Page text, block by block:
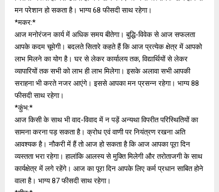
मन परेशान हो सकता है। भाग्‍य 68 फीसदी साथ रहेगा।
*मकर:*
आज मनोरंजन कार्य में अधिक समय बीतेगा। बुद्धि-विवेक से आज सफलता
आपके कदम चूमेगी। बदलते स‍ितारे कहते हैं कि आज प्रत्येक क्षेत्र में आपको
लाभ मिलने का योग है। घर से लेकर कार्यालय तक, विद्यार्थियों से लेकर
व्यापारियों तक सभी को लाभ ही लाभ मिलेगा। इसके अलावा सभी आपकी
सराहना भी करते नजर आएंगे। इससे आपका मन प्रसन्‍न रहेगा। भाग्‍य 88
फीसदी साथ रहेगा।
*कुंभ:*
आज किसी के साथ भी वाद-विवाद में न पड़ें अन्यथा विपरीत परिस्थितियों का
सामना करना पड़ सकता है। क्रोध एवं वाणी पर नियंत्रण रखना अति
आवश्यक है। नौकरी में हैं तो आज हो सकता है कि आज आपका पूरा दिन
व्‍यस्‍तता भरा रहेगा। हालांकि आलस्य से मुक्ति मिलेगी और तरोताजगी के साथ
कार्यक्षेत्र में लगे रहेंगे। आज का पूरा दिन आपके लिए कर्म प्रधान साबित होने
वाला है। भाग्‍य 87 फीसदी साथ रहेगा।